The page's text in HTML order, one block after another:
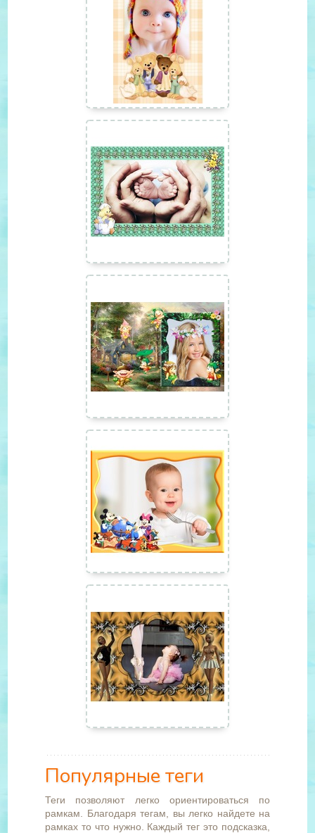
Популярные теги
Теги позволяют легко ориентироваться по
рамкам. Благодаря тегам, вы легко найдете на
рамках то что нужно. Каждый тег это подсказка,